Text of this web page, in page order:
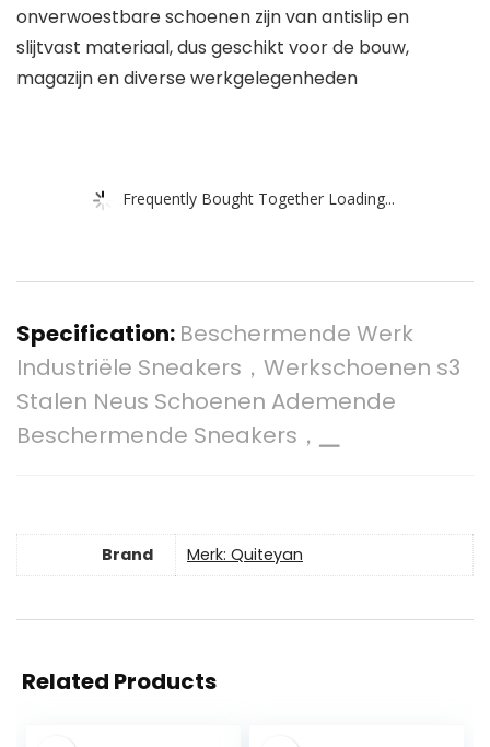
onverwoestbare schoenen zijn van antislip en
slijtvast materiaal, dus geschikt voor de bouw,
magazijn en diverse werkgelegenheden
Frequently Bought Together Loading...
Specification: Beschermende Werk
Industriële Sneakers，Werkschoenen s3
Stalen Neus Schoenen Ademende
Beschermende Sneakers，▁
Brand Merk: Quiteyan
Related Products